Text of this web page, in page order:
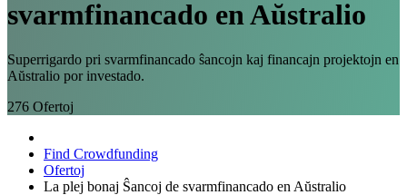
svarmfinancado en Aŭstralio
Superrigardo pri svarmfinancado ŝancojn kaj financajn projektojn en
Aŭstralio por investado.
276 Ofertoj
Find Crowdfunding
Ofertoj
La plej bonaj Ŝancoj de svarmfinancado en Aŭstralio